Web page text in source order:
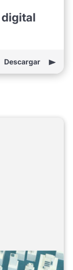
digital
Descargar